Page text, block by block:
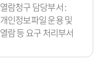
열람청구 담당부서 :
개인정보파일 운용 및
열람 등 요구 처리부서